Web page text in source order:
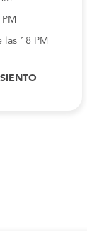
las 18 PM